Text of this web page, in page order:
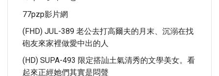
77pzp影片網
(FHD) JUL-389 老公去打高爾夫的月末、沉溺在找
砲友來家裡做愛中出的人
(HD) SUPA-493 限定搭訕土氣清秀的文學美女。看
起來正經她們其實是悶聲